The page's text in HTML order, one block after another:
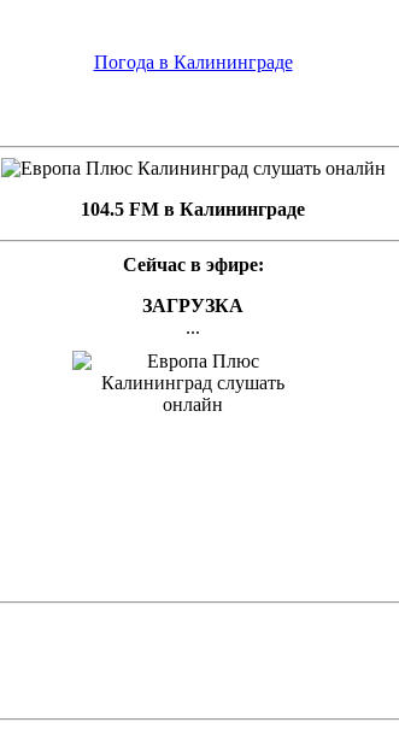
Погода в Калининграде
104.5 FM в Калининграде
Сейчас в эфире:
ЗАГРУЗКА
...